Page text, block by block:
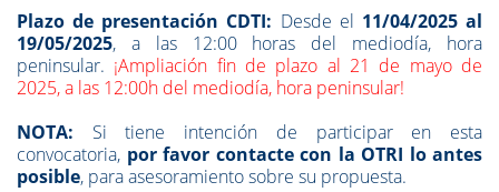
Plazo de presentación CDTI: Desde el 11/04/2025 al
19/05/2025, a las 12:00 horas del mediodía, hora
peninsular. ¡Ampliación fin de plazo al 21 de mayo de
2025, a las 12:00h del mediodía, hora peninsular!
NOTA: Si tiene intención de participar en esta
convocatoria, por favor contacte con la OTRI lo antes
posible, para asesoramiento sobre su propuesta.